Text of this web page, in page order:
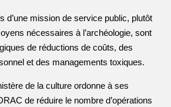
d’une mission de service public, plutôt
nécessaires à l’archéologie, sont
de réductions de coûts, des
et des managements toxiques.
de la culture ordonne à ses
de réduire le nombre d’opérations